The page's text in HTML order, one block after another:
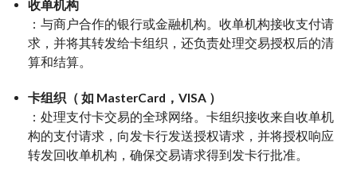
收单机构
：与商户合作的银行或金融机构。收单机构接收支付请
求，并将其转发给卡组织，还负责处理交易授权后的清
算和结算。
卡组织（ 如 MasterCard，VISA ）
：处理支付卡交易的全球网络。卡组织接收来自收单机
构的支付请求，向发卡行发送授权请求，并将授权响应
转发回收单机构，确保交易请求得到发卡行批准。